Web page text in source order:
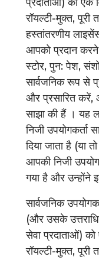
रॉयल्टी-मुक्त,
हस्तांतरणीय
आपको प्रदान करने
स्टोर, पुन: पेश,
सार्वजनिक रूप से
और प्रसारित करें,
साझा की हैं । यह
निजी उपयोगकर्ता
दिया जाता है (या
आपकी निजी
गया है और उन्होंने
सार्वजनिक
(और उसके
सेवा प्रदाताओं) को
रॉयल्टी-मुक्त,